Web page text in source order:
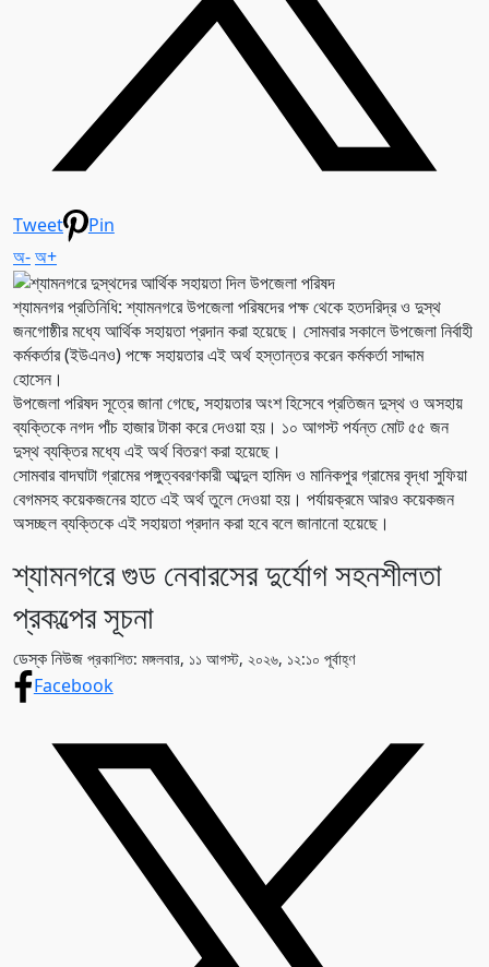
Tweet
Pin
অ-অ+
শ্যামনগর প্রতিনিধি: শ্যামনগরে উপজেলা পরিষদের পক্ষ থেকে হতদরিদ্র ও দুস্থ
জনগোষ্ঠীর মধ্যে আর্থিক সহায়তা প্রদান করা হয়েছে। সোমবার সকালে উপজেলা নির্বাহী
কর্মকর্তার (ইউএনও) পক্ষে সহায়তার এই অর্থ হস্তান্তর করেন কর্মকর্তা সাদ্দাম
হোসেন।
উপজেলা পরিষদ সূত্রে জানা গেছে, সহায়তার অংশ হিসেবে প্রতিজন দুস্থ ও অসহায়
ব্যক্তিকে নগদ পাঁচ হাজার টাকা করে দেওয়া হয়। ১০ আগস্ট পর্যন্ত মোট ৫৫ জন
দুস্থ ব্যক্তির মধ্যে এই অর্থ বিতরণ করা হয়েছে।
সোমবার বাদঘাটা গ্রামের পঙ্গুত্ববরণকারী আব্দুল হামিদ ও মানিকপুর গ্রামের বৃদ্ধা সুফিয়া
বেগমসহ কয়েকজনের হাতে এই অর্থ তুলে দেওয়া হয়। পর্যায়ক্রমে আরও কয়েকজন
অসচ্ছল ব্যক্তিকে এই সহায়তা প্রদান করা হবে বলে জানানো হয়েছে।
শ্যামনগরে গুড নেবারসের দুর্যোগ সহনশীলতা
প্রকল্পের সূচনা
ডেস্ক নিউজ প্রকাশিত: মঙ্গলবার, ১১ আগস্ট, ২০২৬, ১২:১০ পূর্বাহ্ণ
Facebook